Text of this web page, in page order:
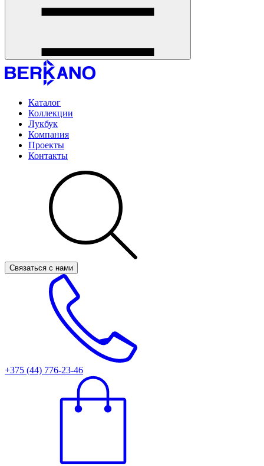
Каталог
Коллекции
Лукбук
Компания
Проекты
Контакты
Связаться с нами
+375 (44) 776-23-46